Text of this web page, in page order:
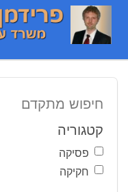
חיפוש מתקדם
קטגוריה
פסיקה
חקיקה